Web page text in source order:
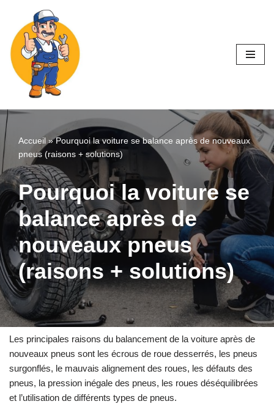
Aller
au
contenu
Accueil »Pourquoi la voiture se balance après de nouveaux
pneus (raisons + solutions)
Pourquoi la voiture se
balance après de
nouveaux pneus
(raisons + solutions)
Les principales raisons du balancement de la voiture après de
nouveaux pneus sont les écrous de roue desserrés, les pneus
surgonflés, le mauvais alignement des roues, les défauts des
pneus, la pression inégale des pneus, les roues déséquilibrées
et l’utilisation de différents types de pneus.